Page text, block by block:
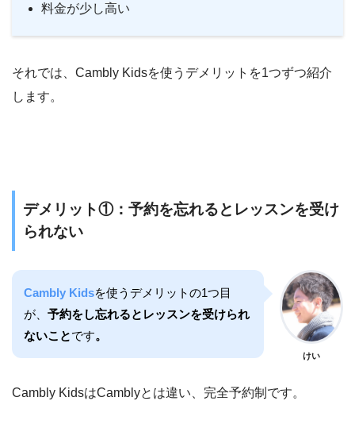
料金が少し高い
それでは、Cambly Kidsを使うデメリットを1つずつ紹介
します。
デメリット①：予約を忘れるとレッスンを受け
られない
Cambly Kidsを使うデメリットの1つ目
が、 予約をし忘れるとレッスンを受けられ
ないことです。
けい
Cambly KidsはCamblyとは違い、完全予約制です。